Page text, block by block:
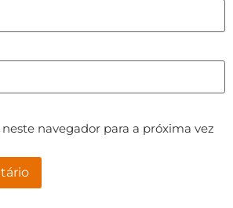
navegador para a próxima vez